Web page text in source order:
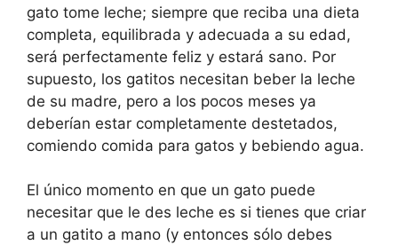
gato tome leche; siempre que reciba una dieta
completa, equilibrada y adecuada a su edad,
será perfectamente feliz y estará sano. Por
supuesto, los gatitos necesitan beber la leche
de su madre, pero a los pocos meses ya
deberían estar completamente destetados,
comiendo comida para gatos y bebiendo agua.
El único momento en que un gato puede
necesitar que le des leche es si tienes que criar
a un gatito a mano (y entonces sólo debes